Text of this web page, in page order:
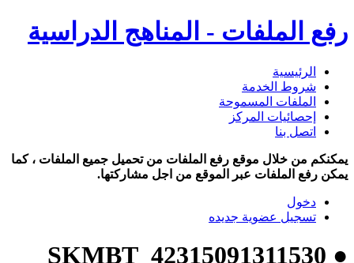
رفع الملفات - المناهج الدراسية
الرئيسية
شروط الخدمة
الملفات المسموحة
إحصائيات المركز
اتصل بنا
يمكنكم من خلال موقع رفع الملفات من تحميل جميع الملفات ، كما
يمكن رفع الملفات عبر الموقع من اجل مشاركتها.
دخول
تسجيل عضوية جديده
● SKMBT_42315091311530